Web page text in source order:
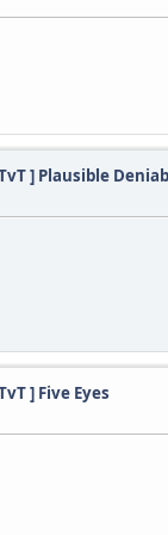
] Plausible
] Five Eyes